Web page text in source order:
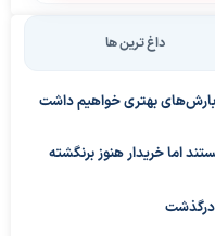
داغ ترین ها
بارش‌های بهتری خواهیم داشت
اما خریدار هنوز برنگشته
درگذشت